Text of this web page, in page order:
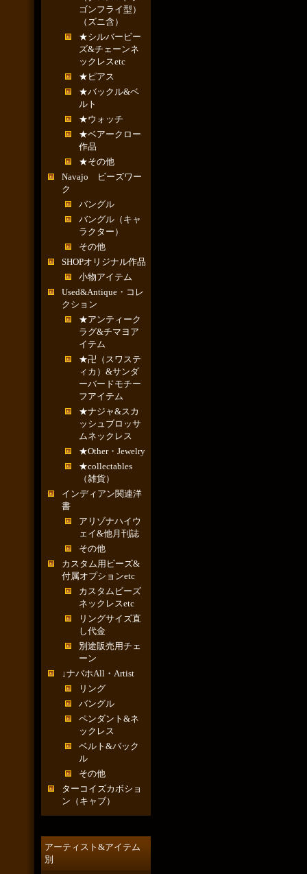
ゴンフライ型）
（ズニ含）
★シルバービー
ズ&チェーンネ
ックレスetc
★ピアス
★バックル&ベ
ルト
★ウォッチ
★ベアークロー
作品
★その他
Navajo ビーズワー
ク
バングル
バングル（キャ
ラクター）
その他
SHOPオリジナル作品
小物アイテム
Used&Antique・コレ
クション
★アンティーク
ラグ&チマヨア
イテム
★卍（スワステ
ィカ）&サンダ
ーバードモチー
フアイテム
★ナジャ&スカ
ッシュブロッサ
ムネックレス
★Other・Jewelry
★collectables
（雑貨）
インディアン関連洋
書
アリゾナハイウ
ェイ&他月刊誌
その他
カスタム用ビーズ&
付属オプションetc
カスタムビーズ
ネックレスetc
リングサイズ直
し代金
別途販売用チェ
ーン
↓ナバホAll・Artist
リング
バングル
ペンダント&ネ
ックレス
ベルト&バック
ル
その他
ターコイズカボショ
ン（キャブ）
アーティスト&アイテム
別